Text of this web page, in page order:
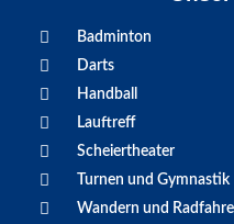
Badminton
Darts
Handball
Lauftreff
Scheiertheater
Turnen und Gymnastik
Wandern und